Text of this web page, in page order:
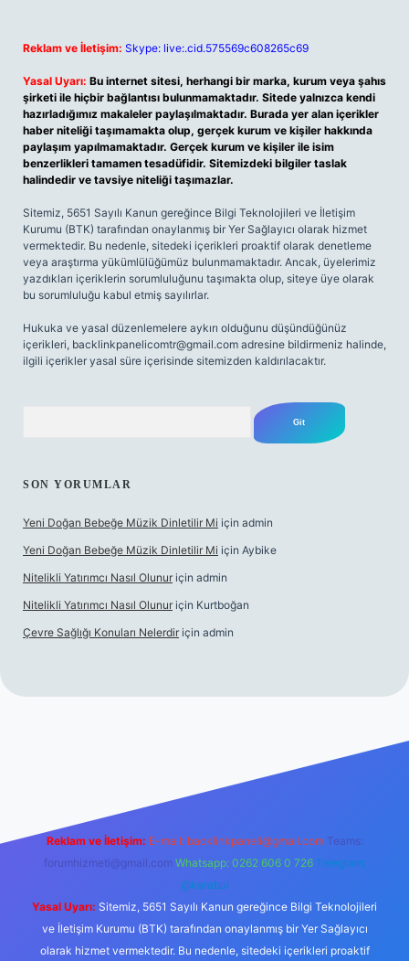
Reklam ve İletişim: Skype: live:.cid.575569c608265c69
Yasal Uyarı: Bu internet sitesi, herhangi bir marka, kurum veya şahıs
şirketi ile hiçbir bağlantısı bulunmamaktadır. Sitede yalnızca kendi
hazırladığımız makaleler paylaşılmaktadır. Burada yer alan içerikler
haber niteliği taşımamakta olup, gerçek kurum ve kişiler hakkında
paylaşım yapılmamaktadır. Gerçek kurum ve kişiler ile isim
benzerlikleri tamamen tesadüfidir. Sitemizdeki bilgiler taslak
halindedir ve tavsiye niteliği taşımazlar.
Sitemiz, 5651 Sayılı Kanun gereğince Bilgi Teknolojileri ve İletişim
Kurumu (BTK) tarafından onaylanmış bir Yer Sağlayıcı olarak hizmet
vermektedir. Bu nedenle, sitedeki içerikleri proaktif olarak denetleme
veya araştırma yükümlülüğümüz bulunmamaktadır. Ancak, üyelerimiz
yazdıkları içeriklerin sorumluluğunu taşımakta olup, siteye üye olarak
bu sorumluluğu kabul etmiş sayılırlar.
Hukuka ve yasal düzenlemelere aykırı olduğunu düşündüğünüz
içerikleri, backlinkpanelicomtr@gmail.com adresine bildirmeniz halinde,
ilgili içerikler yasal süre içerisinde sitemizden kaldırılacaktır.
SON YORUMLAR
Yeni Doğan Bebeğe Müzik Dinletilir Mi için admin
Yeni Doğan Bebeğe Müzik Dinletilir Mi için Aybike
Nitelikli Yatırımcı Nasıl Olunur için admin
Nitelikli Yatırımcı Nasıl Olunur için Kurtboğan
Çevre Sağlığı Konuları Nelerdir için admin
Reklam ve İletişim: E-mail: backlinkpaneli@gmail.com Teams:
forumhizmeti@gmail.com Whatsapp: 0262 606 0 726 Telegram:
@karabul
Yasal Uyarı: Sitemiz, 5651 Sayılı Kanun gereğince Bilgi Teknolojileri
ve İletişim Kurumu (BTK) tarafından onaylanmış bir Yer Sağlayıcı
olarak hizmet vermektedir. Bu nedenle, sitedeki içerikleri proaktif